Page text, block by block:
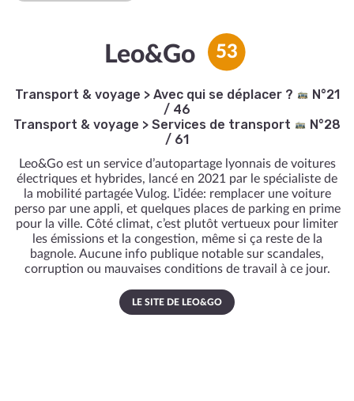
Leo&Go 53
Transport & voyage > Avec qui se déplacer ?
N°21
/ 46
Transport & voyage > Services de transport
N°28
/ 61
Leo&Go est un service d’autopartage lyonnais de voitures
électriques et hybrides, lancé en 2021 par le spécialiste de
la mobilité partagée Vulog. L’idée: remplacer une voiture
perso par une appli, et quelques places de parking en prime
pour la ville. Côté climat, c’est plutôt vertueux pour limiter
les émissions et la congestion, même si ça reste de la
bagnole. Aucune info publique notable sur scandales,
corruption ou mauvaises conditions de travail à ce jour.
LE SITE DE LEO&GO